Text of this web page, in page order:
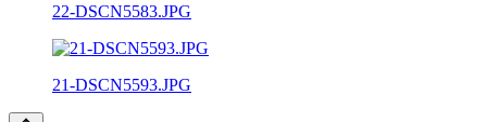
22-DSCN5583.JPG
21-DSCN5593.JPG